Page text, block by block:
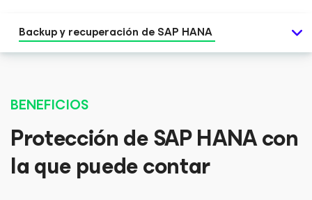
Backup y recuperación de SAP HANA
BENEFICIOS
Protección de SAP HANA con
la que puede contar